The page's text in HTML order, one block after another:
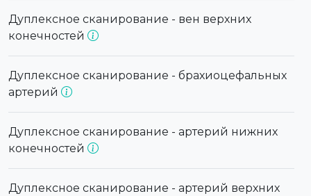
Дуплексное сканирование - вен верхних
конечностей
Дуплексное сканирование - брахиоцефальных
артерий
Дуплексное сканирование - артерий нижних
конечностей
Дуплексное сканирование - артерий верхних